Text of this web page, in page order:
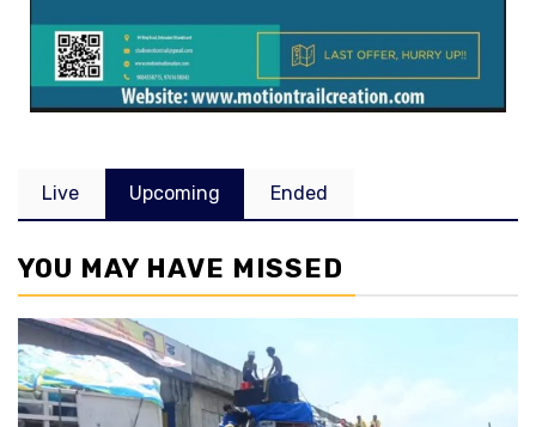
Live Upcoming Ended
YOU MAY HAVE MISSED